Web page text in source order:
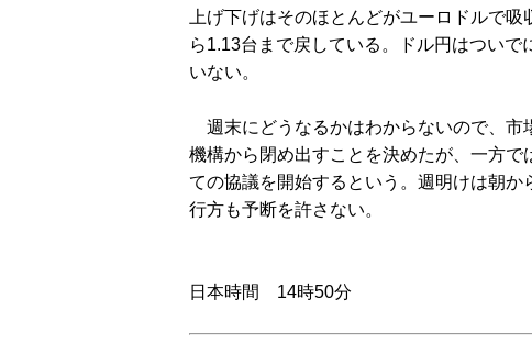
上げ下げはそのほとんどがユーロドルで
ら1.13台まで戻している。ドル円はつい
いない。
週末にどうなるかはわからないので、市
機構から閉め出すことを決めたが、一方
ての協議を開始するという。週明けは朝
行方も予断を許さない。
日本時間 14時50分